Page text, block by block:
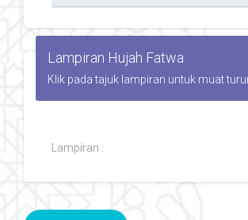
Lampiran Hujah Fatwa
Klik pada tajuk lampiran untuk muat
Lampiran :